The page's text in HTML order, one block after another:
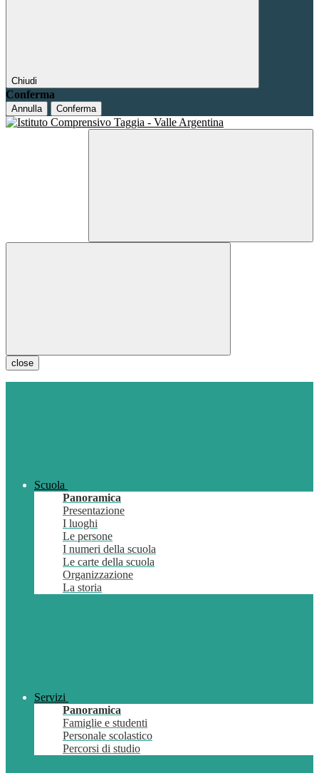
Chiudi
Conferma
Annulla Conferma
close
Scuola
Panoramica
Presentazione
I luoghi
Le persone
I numeri della scuola
Le carte della scuola
Organizzazione
La storia
Servizi
Panoramica
Famiglie e studenti
Personale scolastico
Percorsi di studio